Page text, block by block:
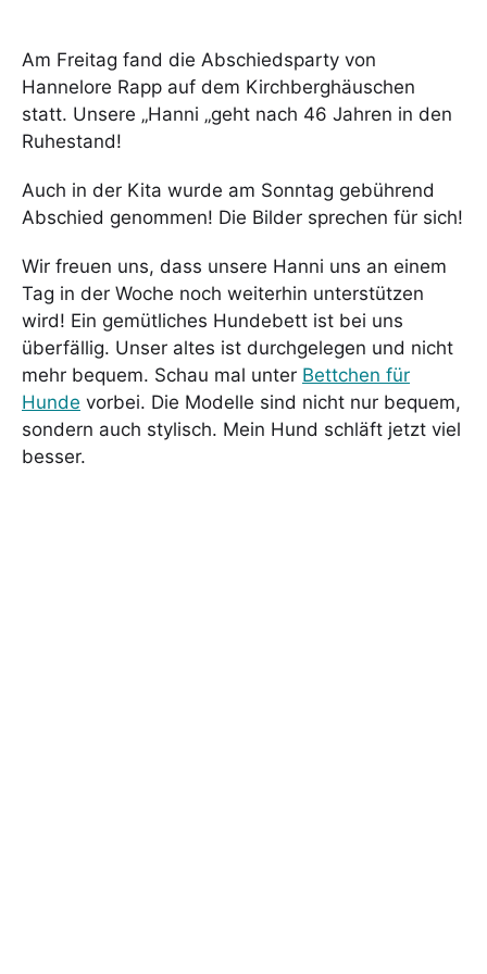
Am Freitag fand die Abschiedsparty von
Hannelore Rapp auf dem Kirchberghäuschen
statt. Unsere „Hanni „geht nach 46 Jahren in den
Ruhestand!
Auch in der Kita wurde am Sonntag gebührend
Abschied genommen! Die Bilder sprechen für sich!
Wir freuen uns, dass unsere Hanni uns an einem
Tag in der Woche noch weiterhin unterstützen
wird! Ein gemütliches Hundebett ist bei uns
überfällig. Unser altes ist durchgelegen und nicht
mehr bequem. Schau mal unter Bettchen für
Hunde vorbei. Die Modelle sind nicht nur bequem,
sondern auch stylisch. Mein Hund schläft jetzt viel
besser.